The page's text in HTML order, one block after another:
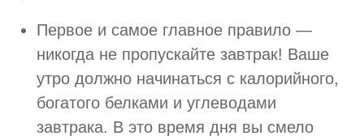
Первое и самое главное правило —
никогда не пропускайте завтрак! Ваше
утро должно начинаться с калорийного,
богатого белками и углеводами
завтрака. В это время дня вы смело